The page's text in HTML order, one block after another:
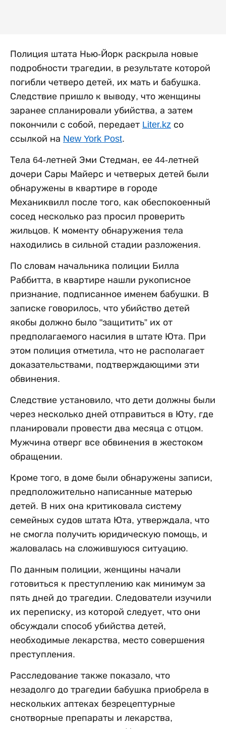
Полиция штата Нью-Йорк раскрыла новые
подробности трагедии, в результате которой
погибли четверо детей, их мать и бабушка.
Следствие пришло к выводу, что женщины
заранее спланировали убийства, а затем
покончили с собой, передает Liter.kz со
ссылкой на New York Post.
Тела 64-летней Эми Стедман, ее 44-летней
дочери Сары Майерс и четверых детей были
обнаружены в квартире в городе
Механиквилл после того, как обеспокоенный
сосед несколько раз просил проверить
жильцов. К моменту обнаружения тела
находились в сильной стадии разложения.
По словам начальника полиции Билла
Раббитта, в квартире нашли рукописное
признание, подписанное именем бабушки. В
записке говорилось, что убийство детей
якобы должно было "защитить” их от
предполагаемого насилия в штате Юта. При
этом полиция отметила, что не располагает
доказательствами, подтверждающими эти
обвинения.
Следствие установило, что дети должны были
через несколько дней отправиться в Юту, где
планировали провести два месяца с отцом.
Мужчина отверг все обвинения в жестоком
обращении.
Кроме того, в доме были обнаружены записи,
предположительно написанные матерью
детей. В них она критиковала систему
семейных судов штата Юта, утверждала, что
не смогла получить юридическую помощь, и
жаловалась на сложившуюся ситуацию.
По данным полиции, женщины начали
готовиться к преступлению как минимум за
пять дней до трагедии. Следователи изучили
их переписку, из которой следует, что они
обсуждали способ убийства детей,
необходимые лекарства, место совершения
преступления.
Расследование также показало, что
незадолго до трагедии бабушка приобрела в
нескольких аптеках безрецептурные
снотворные препараты и лекарства,